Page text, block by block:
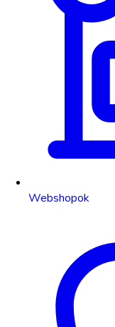
Webshopok